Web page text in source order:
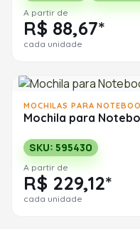
A partir de
R$ 88,67*
cada unidade
MOCHILAS PARA
Mochila para
SKU: 595430
A partir de
R$ 229,12*
cada unidade